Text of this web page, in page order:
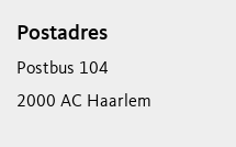
Postadres
Postbus 104
2000 AC Haarlem